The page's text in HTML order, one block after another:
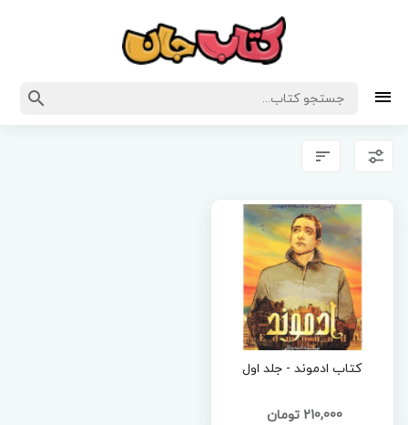
کتاب ادموند - جلد اول
210,000 تومان